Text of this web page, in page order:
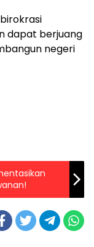
dapat berjuang
negeri